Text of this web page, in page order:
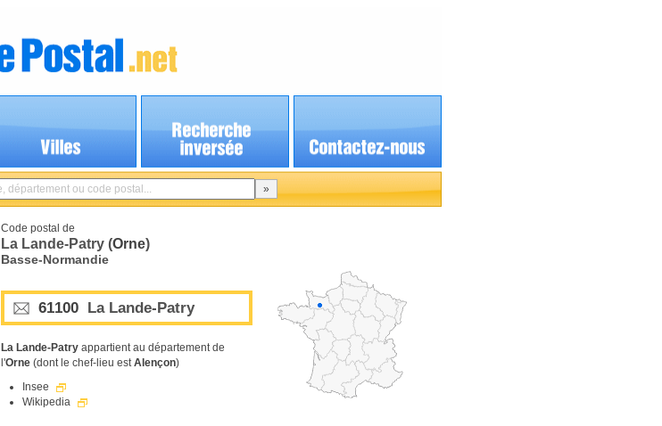
Code postal de
La Lande-Patry (Orne)
Basse-Normandie
61100 La Lande-Patry
La Lande-Patry appartient au département de
l'Orne (dont le chef-lieu estAlençon)
Insee
Wikipedia